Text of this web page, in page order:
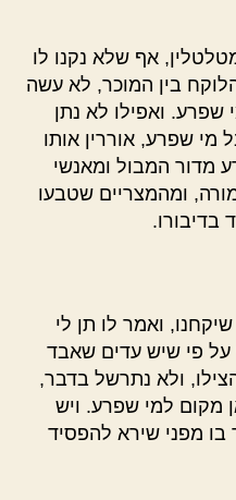
אף שלא נקנו לו
בין המוכר, לא עשה
ואפילו לא נתן
שפרע, אוררין אותו
מדור המבול ומאנשי
ומהמצריים שטבעו
בדיבורו.
ואמר לו תן לי
על פי שיש עדים שאבד
ולא נתרשל בדבר,
מקום למי שפרע. ויש
בו מפני שירא להפסיד